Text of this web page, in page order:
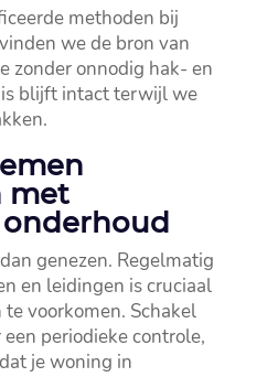
methoden bij
we de bron van
zonder onnodig hak- en
blijft intact terwijl we
met
genezen.​ Regelmatig
en leidingen is cruciaal
voorkomen.​ Schakel
periodieke controle,
je woning in